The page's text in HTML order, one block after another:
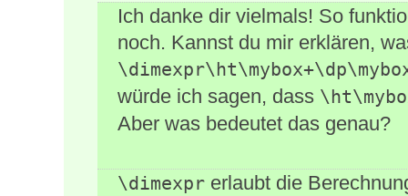
Ich danke dir vielmals! So
noch. Kannst du mir erklären,
würde ich sagen, dass
Aber was bedeutet das genau?
\dimexpr erlaubt die